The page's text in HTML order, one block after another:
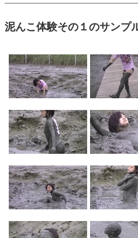
泥んこ体験その１のサンプ